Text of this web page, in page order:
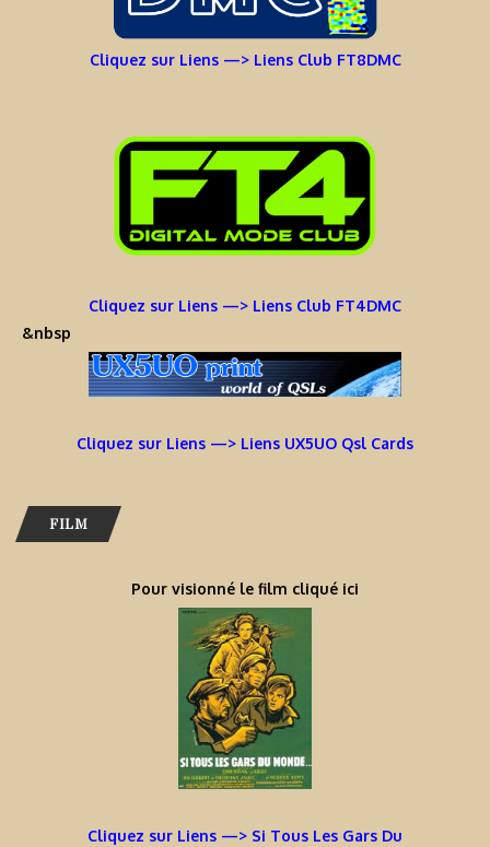
Cliquez sur Liens —> Liens Club FT8DMC
Cliquez sur Liens —> Liens Club FT4DMC
&nbsp
Cliquez sur Liens —> Liens UX5UO Qsl Cards
FILM
Pour visionné le film cliqué ici
Cliquez sur Liens —> Si Tous Les Gars Du